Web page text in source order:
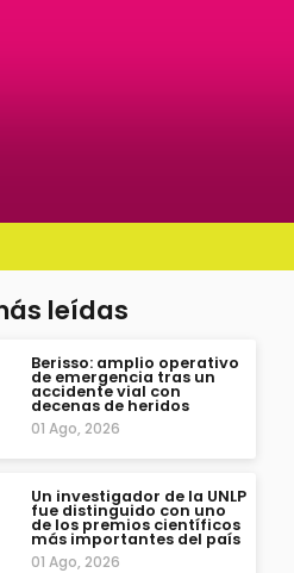
leídas
Berisso: amplio operativo
de emergencia tras un
accidente vial con
decenas de heridos
01 Ago, 2026
Un investigador de la UNLP
fue distinguido con uno
de los premios científicos
más importantes del país
01 Ago, 2026